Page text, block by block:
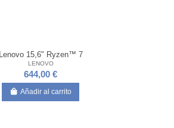
Lenovo 15,6" Ryzen™ 7
LENOVO
644,00 €
Añadir al carrito